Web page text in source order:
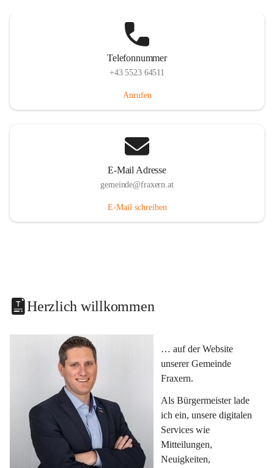
Telefonnummer
+43 5523 64511
Anrufen
E-Mail Adresse
gemeinde@fraxern.at
E-Mail schreiben
Herzlich willkommen
… auf der Website
unserer Gemeinde
Fraxern.
Als Bürgermeister lade
ich ein, unsere digitalen
Services wie
Mitteilungen,
Neuigkeiten,